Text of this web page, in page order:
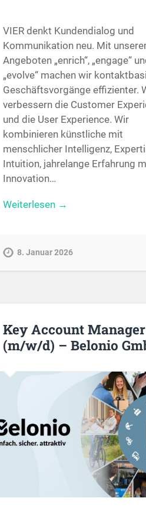
VIER denkt Kundendialog und
Kommunikation neu. Mit
Angeboten „enrich“, „engage“
„evolve“ machen wir
Geschäftsvorgänge effizienter.
verbessern die Customer
und die User Experience. Wir
kombinieren künstliche mit
menschlicher Intelligenz,
Intuition, jahrelange Erfahrung
Innovation…
Weiterlesen →
8. Januar 2026
Key Account Manager
(m/w/d) – Belonio